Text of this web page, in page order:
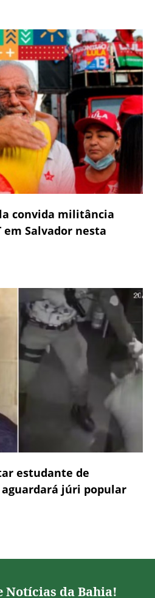
convida militância
em Salvador nesta
estudante de
júri popular
Notícias da Bahia!